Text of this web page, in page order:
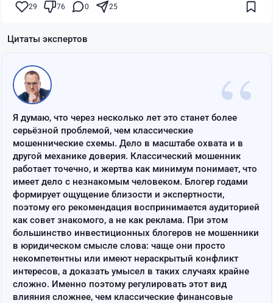
29 76 0 25
Цитаты экспертов
“
Я думаю, что через несколько лет это станет более
серьёзной проблемой, чем классические
мошеннические схемы. Дело в масштабе охвата и в
другой механике доверия. Классический мошенник
работает точечно, и жертва как минимум понимает, что
имеет дело с незнакомым человеком. Блогер годами
формирует ощущение близости и экспертности,
поэтому его рекомендация воспринимается аудиторией
как совет знакомого, а не как реклама. При этом
большинство инвестиционных блогеров не мошенники
в юридическом смысле слова: чаще они просто
некомпетентны или имеют нераскрытый конфликт
интересов, а доказать умысел в таких случаях крайне
сложно. Именно поэтому регулировать этот вид
влияния сложнее, чем классические финансовые